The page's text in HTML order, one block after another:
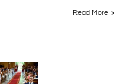
Read More